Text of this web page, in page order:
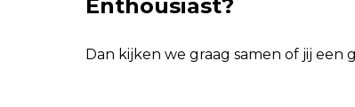
Enthousiast?
Dan kijken we graag samen of jij